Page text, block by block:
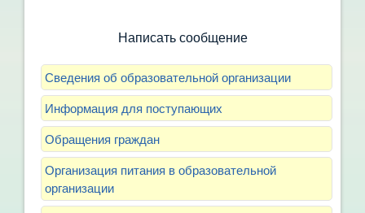
Написать сообщение
Сведения об образовательной организации
Информация для поступающих
Обращения граждан
Организация питания в образовательной
организации